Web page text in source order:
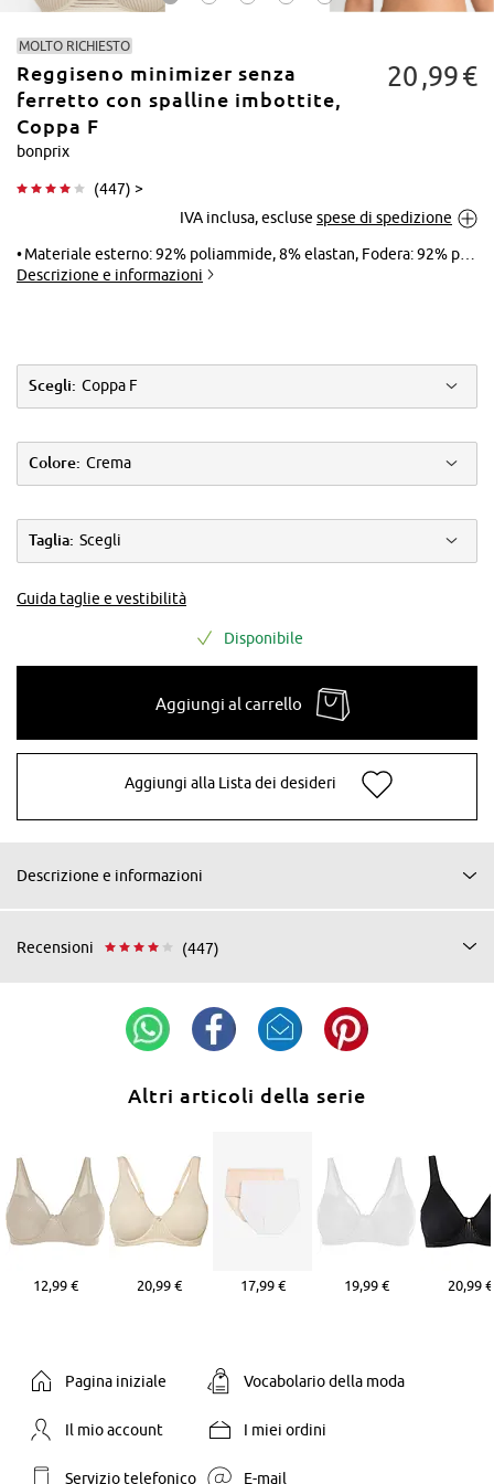
MOLTO RICHIESTO
Reggiseno minimizer senza
ferretto con spalline imbottite,
Coppa F
bonprix
(447) >
20 99€
IVA inclusa, escluse spese di spedizione
Materiale esterno: 92% poliammide, 8% elastan, Fodera: 92% poliammide, 8% elastan
Descrizione e informazioni
Scegli: Coppa F
Colore: Crema
Taglia: Scegli
Guida taglie e vestibilità
Disponibile
Aggiungi al carrello
Aggiungi alla Lista dei desideri
Descrizione e informazioni
Recensioni (447)
Altri articoli della serie
12,99 € 20,99 € 17,99 € 19,99 € 20,99 €
Pagina iniziale Vocabolario della moda
Il mio account I miei ordini
Servizio telefonico E-mail